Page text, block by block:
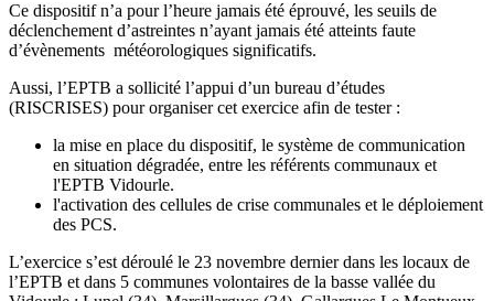
Ce dispositif n’a pour l’heure jamais été éprouvé, les seuils de
déclenchement d’astreintes n’ayant jamais été atteints faute
d’évènements météorologiques significatifs.
Aussi, l’EPTB a sollicité l’appui d’un bureau d’études
(RISCRISES) pour organiser cet exercice afin de tester :
la mise en place du dispositif, le système de communication
en situation dégradée, entre les référents communaux et
l'EPTB Vidourle.
l'activation des cellules de crise communales et le déploiement
des PCS.
L’exercice s’est déroulé le 23 novembre dernier dans les locaux de
l’EPTB et dans 5 communes volontaires de la basse vallée du